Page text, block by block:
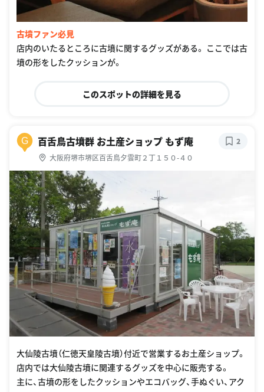
古墳ファン必見
店内のいたるところに古墳に関するグッズがある。 ここでは古
墳の形をしたクッションが。
このスポットの詳細を見る
G 百舌鳥古墳群 お土産ショップ もず庵
大阪府堺市堺区百舌鳥夕雲町２丁１５０-４０
2
大仙陵古墳（仁徳天皇陵古墳）付近で営業するお土産ショップ。
店内では大仙陵古墳に関連するグッズを中心に販売する。
主に、古墳の形をしたクッションやエコバッグ、手ぬぐい、アク